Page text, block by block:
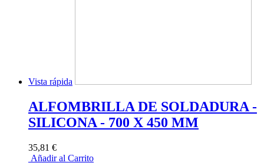
Vista rápida
ALFOMBRILLA DE SOLDADURA -
SILICONA - 700 X 450 MM
35,81 €
Añadir al Carrito